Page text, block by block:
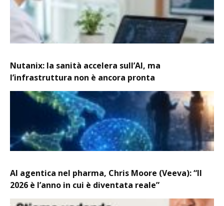
Nutanix: la sanità accelera sull’AI, ma
l’infrastruttura non è ancora pronta
AI agentica nel pharma, Chris Moore (Veeva): “Il
2026 è l’anno in cui è diventata reale”